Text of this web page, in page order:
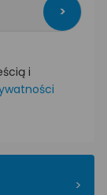
>
i
>